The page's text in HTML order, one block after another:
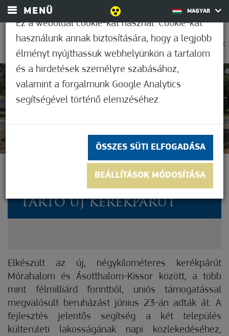
MENÜ MAGYAR
0
38,9°C
Nem értékelt
ELKÉSZÜLT A
MÓRAHALOMTÓL KISSORIG
TARTÓ ÚJ KERÉKPÁRÚT
Elkészült az új, négykilométeres kerékpárút
Mórahalom és Ásotthalom-Kissor között, a több
mint félmilliárd forintból, uniós támogatással
megvalósult beruházást június 23-án adták át. A
fejlesztés jelentős segítség a két település
külterületi lakosságának napi közlekedéséhez,
Ez a weboldal cookie-kat használ. Cookie-kat
használunk annak biztosítására, hogy a legjobb
élményt nyújthassuk webhelyünkön a tartalom
és a hirdetések személyre szabásához,
valamint a forgalmunk Google Analytics
segítségével történő elemzéséhez.
ÖSSZES SÜTI ELFOGADÁSA
BEÁLLÍTÁSOK MÓDOSÍTÁSA